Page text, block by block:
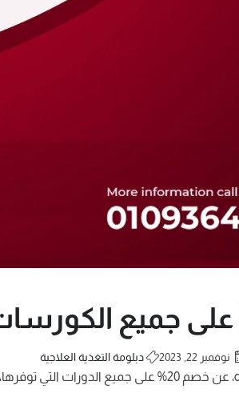
نوفمبر 22, 2023 دبلومة التغذية العلاجية